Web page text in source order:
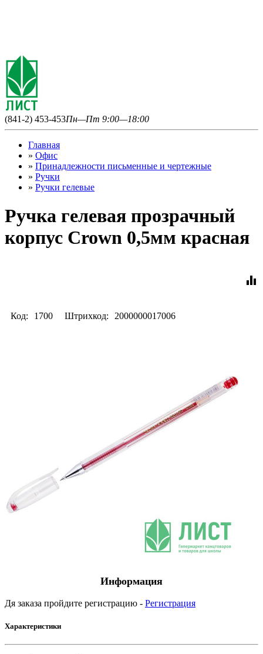
(841-2) 453-453Пн—Пт 9:00—18:00
Главная
» Офис
» Принадлежности письменные и чертежные
» Ручки
» Ручки гелевые
Ручка гелевая прозрачный
корпус Crown 0,5мм красная
equalizer
Код: 1700 Штрихкод: 2000000017006
Информация
Дя заказа пройдите регистрацию - Регистрация
Характеристики